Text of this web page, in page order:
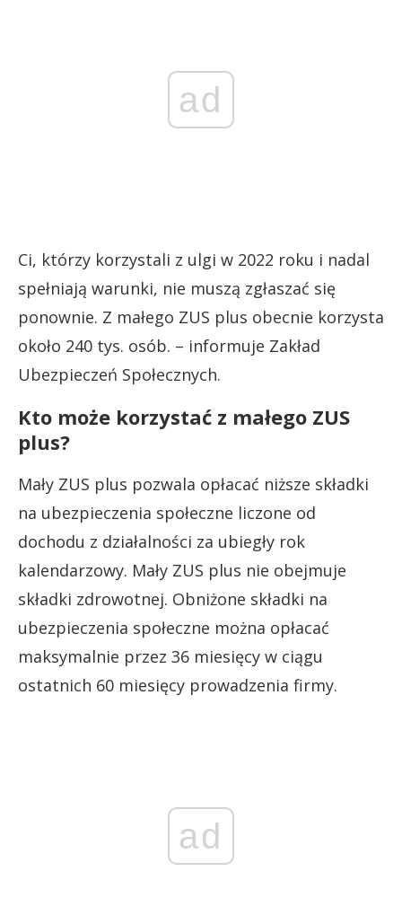
ad
Ci, którzy korzystali z ulgi w 2022 roku i nadal
spełniają warunki, nie muszą zgłaszać się
ponownie. Z małego ZUS plus obecnie korzysta
około 240 tys. osób. – informuje Zakład
Ubezpieczeń Społecznych.
Kto może korzystać z małego ZUS
plus?
Mały ZUS plus pozwala opłacać niższe składki
na ubezpieczenia społeczne liczone od
dochodu z działalności za ubiegły rok
kalendarzowy. Mały ZUS plus nie obejmuje
składki zdrowotnej. Obniżone składki na
ubezpieczenia społeczne można opłacać
maksymalnie przez 36 miesięcy w ciągu
ostatnich 60 miesięcy prowadzenia firmy.
ad